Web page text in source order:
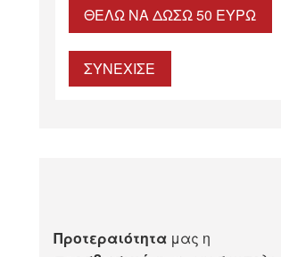
ΘΈΛΩ ΝΑ ΔΏΣΩ 50 ΕΥΡΏ
ΣΥΝΕΧΙΣΕ
Προτεραιότητα μας η